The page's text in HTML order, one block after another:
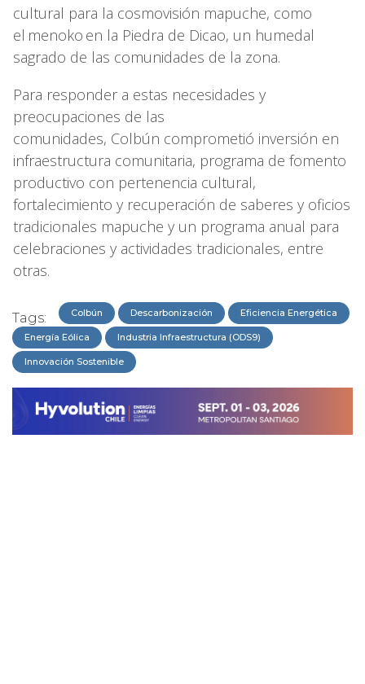
cultural para la cosmovisión mapuche, como
el menoko en la Piedra de Dicao, un humedal
sagrado de las comunidades de la zona.
Para responder a estas necesidades y
preocupaciones de las
comunidades, Colbún comprometió inversión en
infraestructura comunitaria, programa de fomento
productivo con pertenencia cultural,
fortalecimiento y recuperación de saberes y oficios
tradicionales mapuche y un programa anual para
celebraciones y actividades tradicionales, entre
otras.
Tags: Colbún Descarbonización Eficiencia Energética
Energía Eólica Industria Infraestructura (ODS9)
Innovación Sostenible